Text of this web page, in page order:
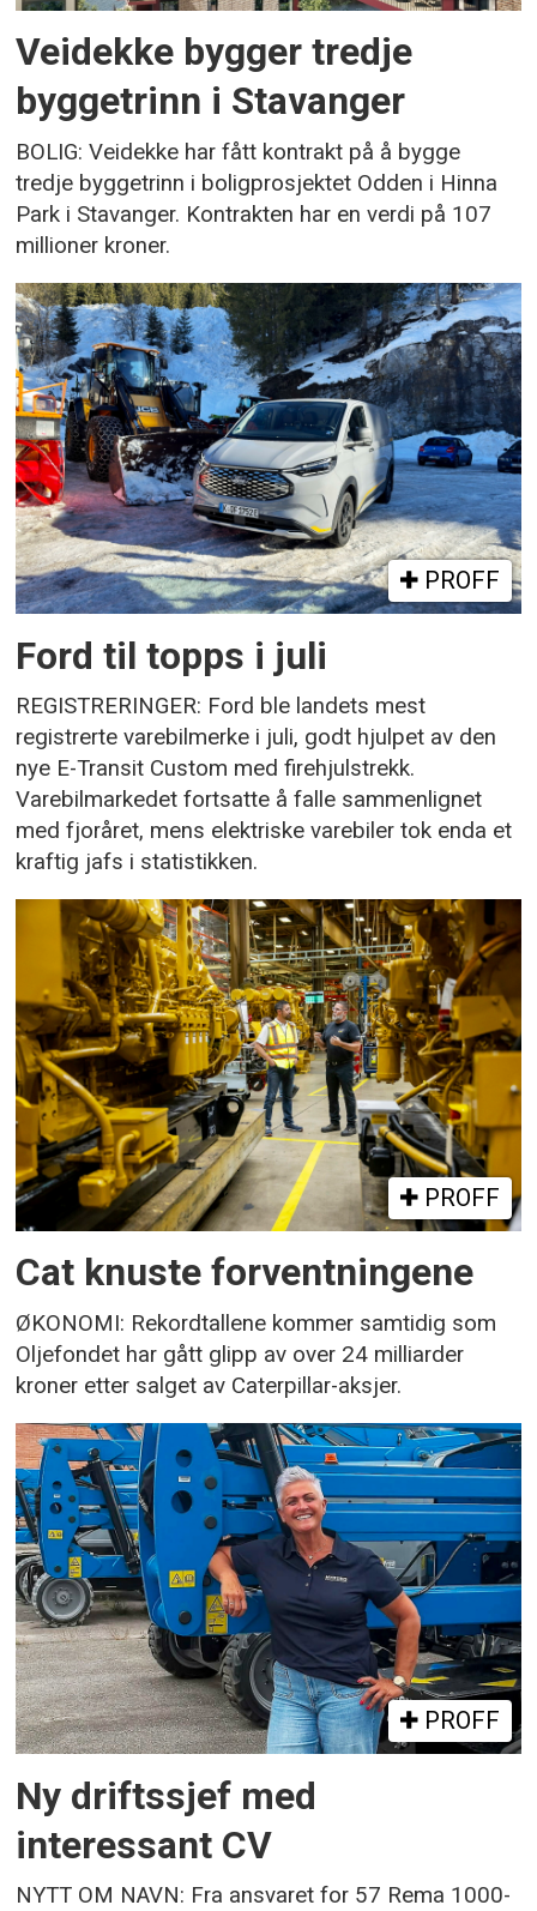
Veidekke bygger tredje
byggetrinn i Stavanger
BOLIG: Veidekke har fått kontrakt på å bygge
tredje byggetrinn i boligprosjektet Odden i Hinna
Park i Stavanger. Kontrakten har en verdi på 107
millioner kroner.
PROFF
Ford til topps i juli
REGISTRERINGER: Ford ble landets mest
registrerte varebilmerke i juli, godt hjulpet av den
nye E-Transit Custom med firehjulstrekk.
Varebilmarkedet fortsatte å falle sammenlignet
med fjoråret, mens elektriske varebiler tok enda et
kraftig jafs i statistikken.
PROFF
Cat knuste forventningene
ØKONOMI: Rekordtallene kommer samtidig som
Oljefondet har gått glipp av over 24 milliarder
kroner etter salget av Caterpillar-aksjer.
PROFF
Ny driftssjef med
interessant CV
NYTT OM NAVN: Fra ansvaret for 57 Rema 1000-